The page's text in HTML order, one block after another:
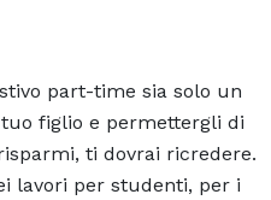
part-time sia solo un
figlio e permettergli di
ti dovrai ricredere.
lavori per studenti, per i